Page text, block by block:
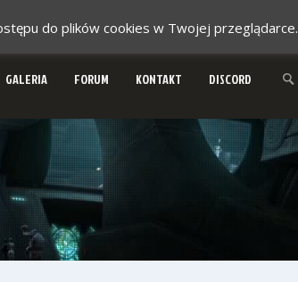
GALERIA FORUM KONTAKT DISCORD
do plików cookies w Twojej przeglądarce.